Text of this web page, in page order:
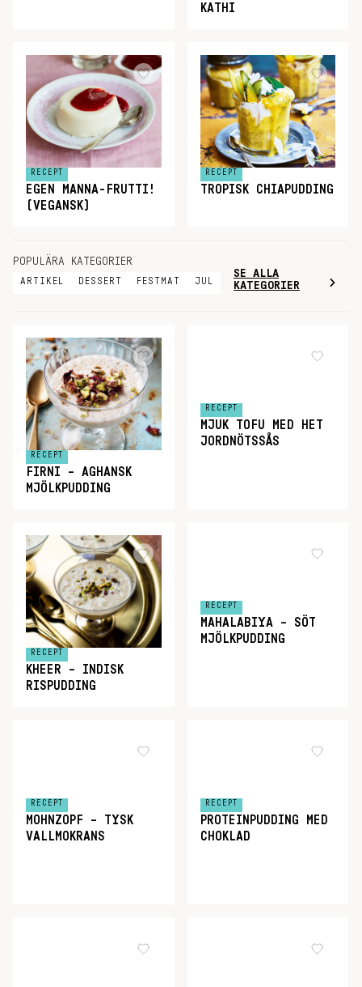
KATHI
RECEPT
EGEN MANNA-FRUTTI!
(VEGANSK)
RECEPT
TROPISK CHIAPUDDING
POPULÄRA KATEGORIER
ARTIKEL DESSERT FESTMAT JUL
SE ALLA
KATEGORIER
RECEPT
FIRNI – AGHANSK
MJÖLKPUDDING
RECEPT
MJUK TOFU MED HET
JORDNÖTSSÅS
RECEPT
KHEER – INDISK
RISPUDDING
RECEPT
MAHALABIYA – SÖT
MJÖLKPUDDING
RECEPT
MOHNZOPF – TYSK
VALLMOKRANS
RECEPT
PROTEINPUDDING MED
CHOKLAD